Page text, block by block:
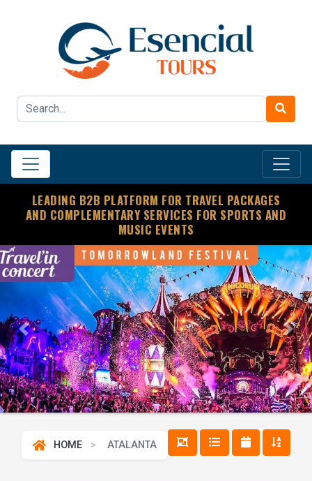
LEADING B2B PLATFORM FOR TRAVEL PACKAGES
AND COMPLEMENTARY SERVICES FOR SPORTS AND
MUSIC EVENTS
Previous Next
HOME ATALANTA